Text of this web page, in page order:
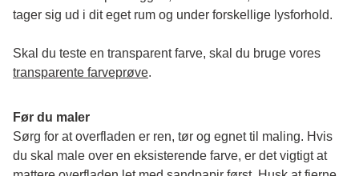
tager sig ud i dit eget rum og under forskellige lysforhold.
transparente farveprøve.
Før du maler
Sørg for at overfladen er ren, tør og egnet til maling. Hvis
du skal male over en eksisterende farve, er det vigtigt at